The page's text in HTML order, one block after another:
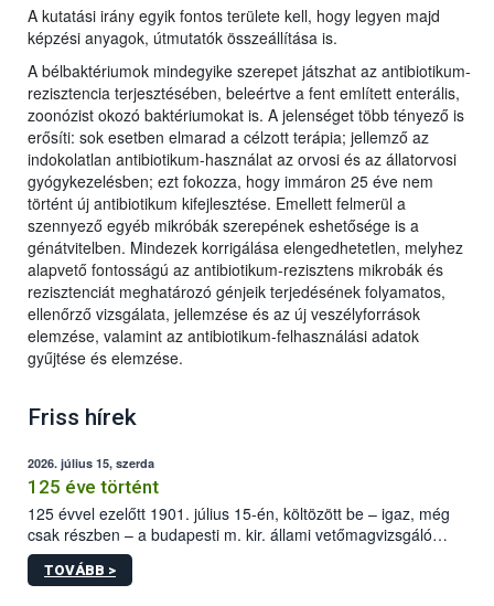
A kutatási irány egyik fontos területe kell, hogy legyen majd
képzési anyagok, útmutatók összeállítása is.
A bélbaktériumok mindegyike szerepet játszhat az antibiotikum-
rezisztencia terjesztésében, beleértve a fent említett enterális,
zoonózist okozó baktériumokat is. A jelenséget több tényező is
erősíti: sok esetben elmarad a célzott terápia; jellemző az
indokolatlan antibiotikum-használat az orvosi és az állatorvosi
gyógykezelésben; ezt fokozza, hogy immáron 25 éve nem
történt új antibiotikum kifejlesztése. Emellett felmerül a
szennyező egyéb mikróbák szerepének eshetősége is a
génátvitelben. Mindezek korrigálása elengedhetetlen, melyhez
alapvető fontosságú az antibiotikum-rezisztens mikrobák és
rezisztenciát meghatározó génjeik terjedésének folyamatos,
ellenőrző vizsgálata, jellemzése és az új veszélyforrások
elemzése, valamint az antibiotikum-felhasználási adatok
gyűjtése és elemzése.
Friss hírek
2026. július 15, szerda
125 éve történt
125 évvel ezelőtt 1901. július 15-én, költözött be – igaz, még
csak részben – a budapesti m. kir. állami vetőmagvizsgáló
állomás a Kis Rókus utca 15. szám alatti, Czigler Győző által
tervezett új épületébe.
TOVÁBB >